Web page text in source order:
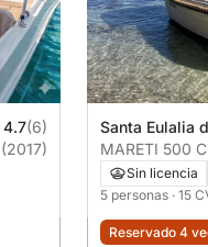
4.7(6)
(2017)
Santa Eulalia
MARETI 500
Sin licencia
5 personas · 15
Reservado 4